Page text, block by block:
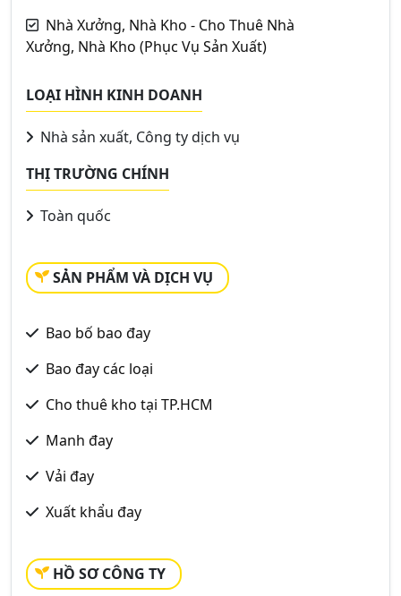
Nhà Xưởng, Nhà Kho - Cho Thuê Nhà
Xưởng, Nhà Kho (Phục Vụ Sản Xuất)
LOẠI HÌNH KINH DOANH
Nhà sản xuất, Công ty dịch vụ
THỊ TRƯỜNG CHÍNH
Toàn quốc
SẢN PHẨM VÀ DỊCH VỤ
Bao bố bao đay
Bao đay các loại
Cho thuê kho tại TP.HCM
Manh đay
Vải đay
Xuất khẩu đay
HỒ SƠ CÔNG TY